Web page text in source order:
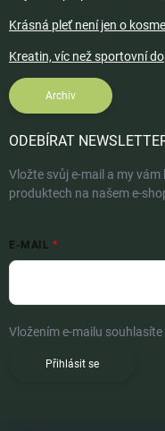
Krásná pleť není jen o
Kreatin, víc než sportovní
Archiv
ODEBÍRAT
Vložte svůj e-mail a my
produktech na našem e-
E-MAIL
Vložením e-mailu souhlasíte
Přihlásit se